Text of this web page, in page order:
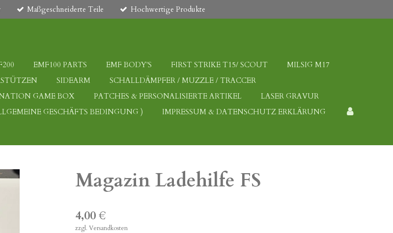
Maßgeschneiderte Teile Hochwertige Produkte
EMF100 PARTS EMF BODY'S FIRST STRIKE T15/ SCOUT
MILSIG M17
SIDEARM
SCHALLDÄMPFER / MUZZLE / TRACCER
GAME BOX PATCHES & PERSONALISIERTE ARTIKEL
LASER GRAVUR
GESCHÄFTS BEDINGUNG ) IMPRESSUM & DATENSCHUTZ ERKLÄRUNG
Magazin Ladehilfe FS
4,00 €
zzgl. Versandkosten